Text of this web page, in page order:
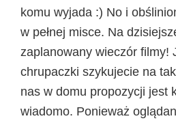
komu wyjada :) No i
w pełnej misce. Na
zaplanowany wieczór filmy!
chrupaczki szykujecie na
nas w domu propozycji jest
wiadomo. Ponieważ